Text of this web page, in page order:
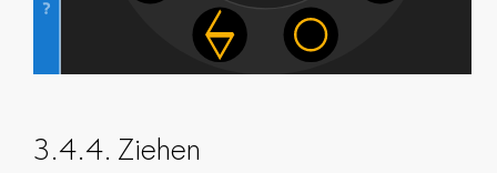
3.4.4. Ziehen